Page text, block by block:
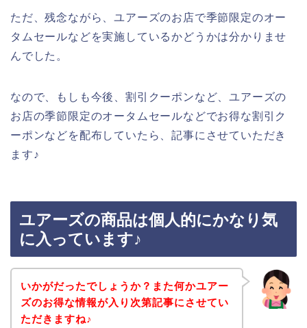
ただ、残念ながら、ユアーズのお店で季節限定のオー
タムセールなどを実施しているかどうかは分かりませ
んでした。
なので、もしも今後、割引クーポンなど、ユアーズの
お店の季節限定のオータムセールなどでお得な割引ク
ーポンなどを配布していたら、記事にさせていただき
ます♪
ユアーズの商品は個人的にかなり気
に入っています♪
いかがだったでしょうか？また何かユアー
ズのお得な情報が入り次第記事にさせてい
ただきますね♪